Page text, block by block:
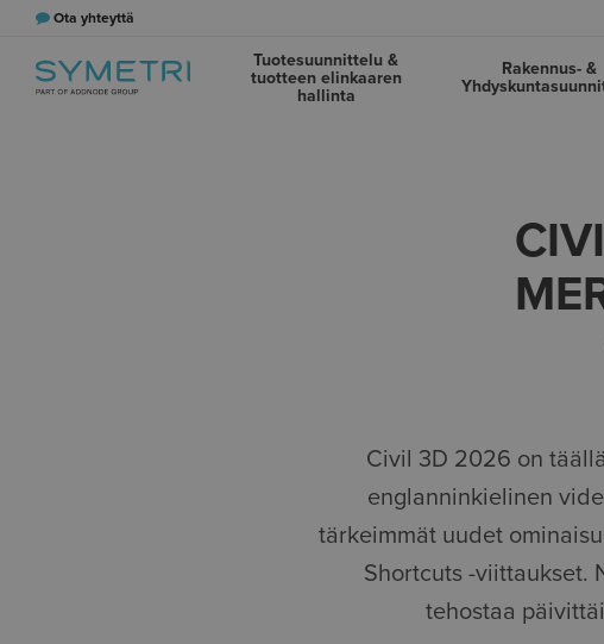
Ota yhteyttä
Tuotesuunnittelu &
tuotteen elinkaaren
hallinta
Rakennus- &
Civil 3D 2026 on
englanninkielinen
tärkeimmät uudet
Shortcuts -viittaukset.
tehostaa